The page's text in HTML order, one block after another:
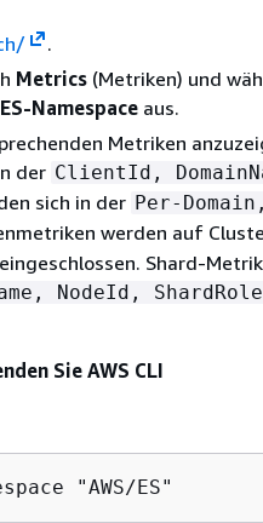
.
Metrics (Metriken) und
ES-Namespace aus.
Metriken
der ClientId,
sich in der Per-
werden auf
Shard-
NodeId, ShardRole
Sie AWS CLI
"AWS/ES"